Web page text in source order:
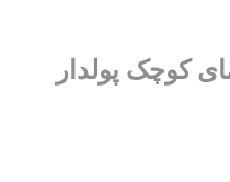
کوچک پولدار